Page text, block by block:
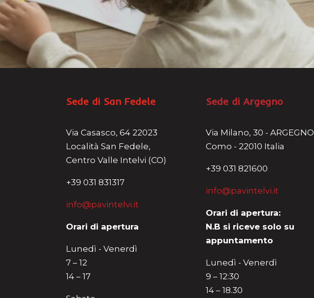
Sede di San Fedele
Via Casasco, 64 22023
Località San Fedele,
Centro Valle Intelvi (CO)
+39 031 831317
info@pavintelvi.it
Orari di apertura
Lunedì - Venerdì
7 – 12
14 – 17
Sede di Argegno
Via Milano, 30 - ARGEGNO
Como - 22010 Italia
+39 031 821600
info@pavintelvi.it
Orari di apertura:
N.B si riceve solo su
appuntamento
Lunedì - Venerdì
9 – 12:30
14 – 18.30